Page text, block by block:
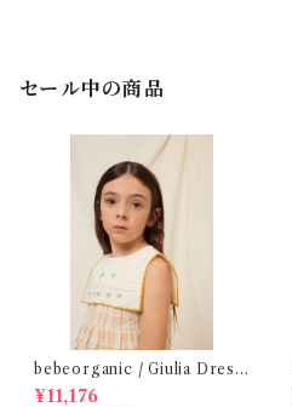
セール中の商品
bebeorganic / Giulia Dress
Lagoon Check (2-6y)
¥11,176